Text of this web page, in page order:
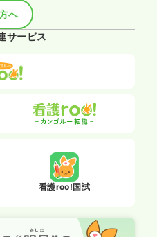
へ
サービス
看護roo!国試